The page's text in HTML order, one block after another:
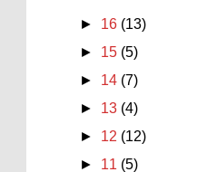
► 16 (13)
► 15 (5)
► 14 (7)
► 13 (4)
► 12 (12)
► 11 (5)